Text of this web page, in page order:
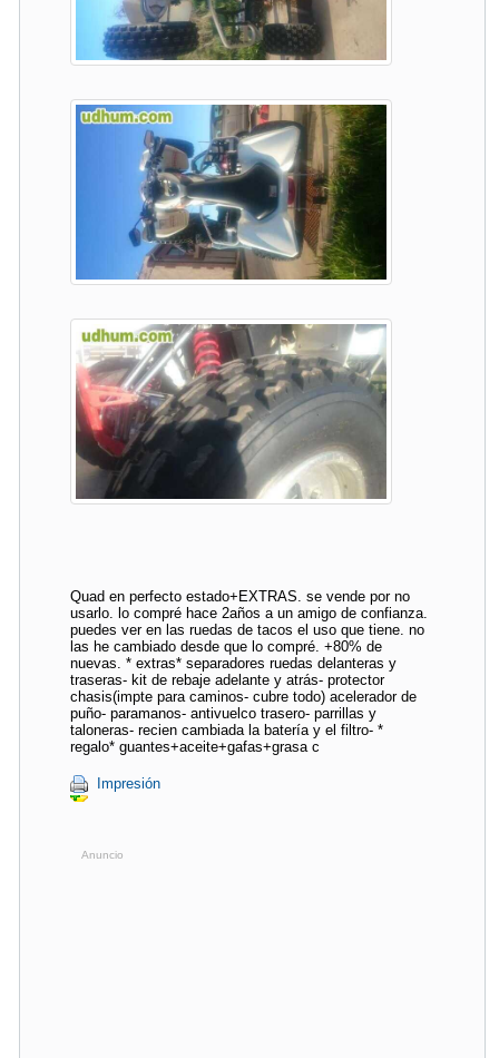
Quad en perfecto estado+EXTRAS. se vende por no
usarlo. lo compré hace 2años a un amigo de confianza.
puedes ver en las ruedas de tacos el uso que tiene. no
las he cambiado desde que lo compré. +80% de
nuevas. * extras* separadores ruedas delanteras y
traseras- kit de rebaje adelante y atrás- protector
chasis(impte para caminos- cubre todo) acelerador de
puño- paramanos- antivuelco trasero- parrillas y
taloneras- recien cambiada la batería y el filtro- *
regalo* guantes+aceite+gafas+grasa c
Impresión
Anuncio